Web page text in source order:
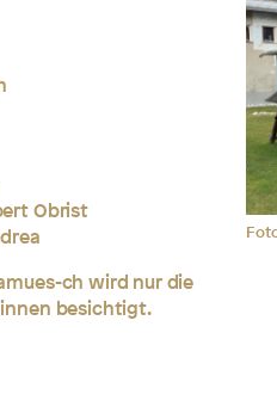
Obrist
ch wird nur die
besichtigt.